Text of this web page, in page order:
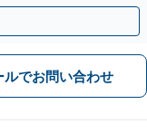
贈与も対応
ルでお問い合わせ